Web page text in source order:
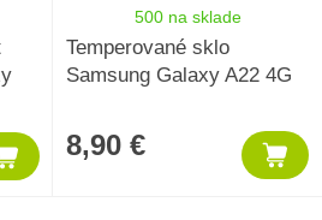
500 na sklade
Temperované sklo
Samsung Galaxy A22 4G
8,90 €